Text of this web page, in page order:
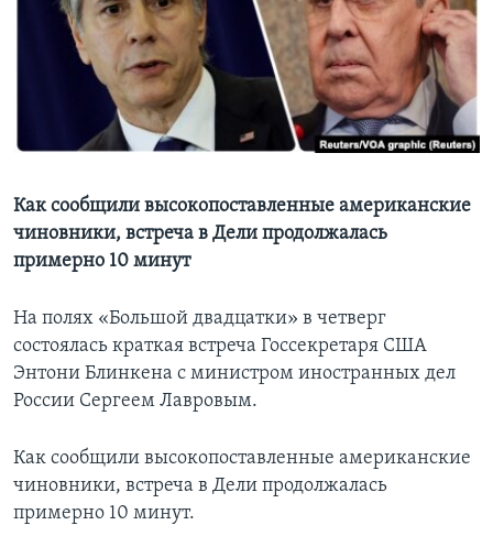
Learning English
СОЦИАЛЬНЫЕ СЕТИ
Языки
Как сообщили высокопоставленные американские
чиновники, встреча в Дели продолжалась
примерно 10 минут
На полях «Большой двадцатки» в четверг
состоялась краткая встреча Госсекретаря США
Энтони Блинкена с министром иностранных дел
России Сергеем Лавровым.
Как сообщили высокопоставленные американские
чиновники, встреча в Дели продолжалась
примерно 10 минут.